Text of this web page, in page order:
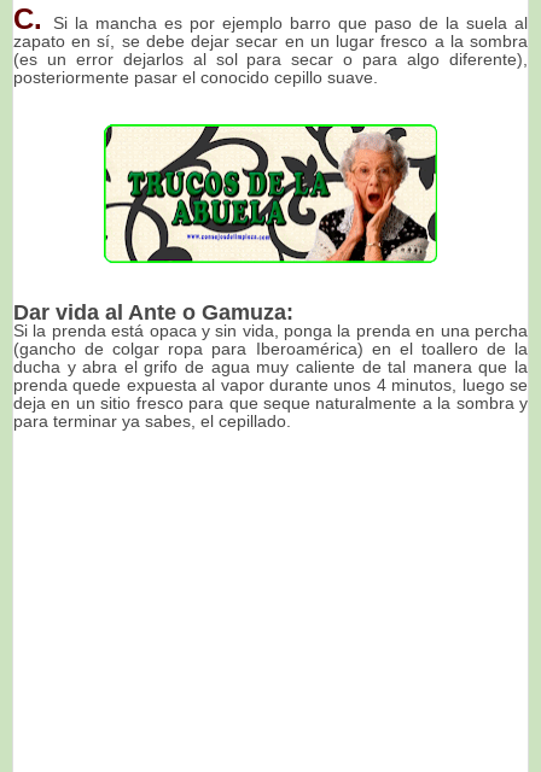
C.
Si la mancha es por ejemplo barro que paso de la suela al
zapato en sí, se debe dejar secar en un lugar fresco a la sombra
(es un error dejarlos al sol para secar o para algo diferente),
posteriormente pasar el conocido cepillo suave.
Dar vida al Ante o Gamuza:
Si la prenda está opaca y sin vida, ponga la prenda en una percha
(gancho de colgar ropa para Iberoamérica) en el toallero de la
ducha y abra el grifo de agua muy caliente de tal manera que la
prenda quede expuesta al vapor durante unos 4 minutos, luego se
deja en un sitio fresco para que seque naturalmente a la sombra y
para terminar ya sabes, el cepillado.